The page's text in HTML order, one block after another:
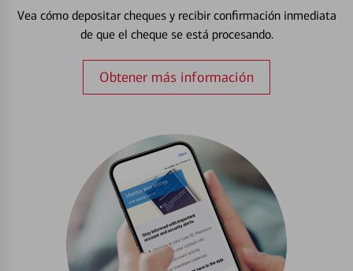
Vea cómo depositar cheques y recibir confirmación inmediata
de que el cheque se está procesando.
Obtener más información